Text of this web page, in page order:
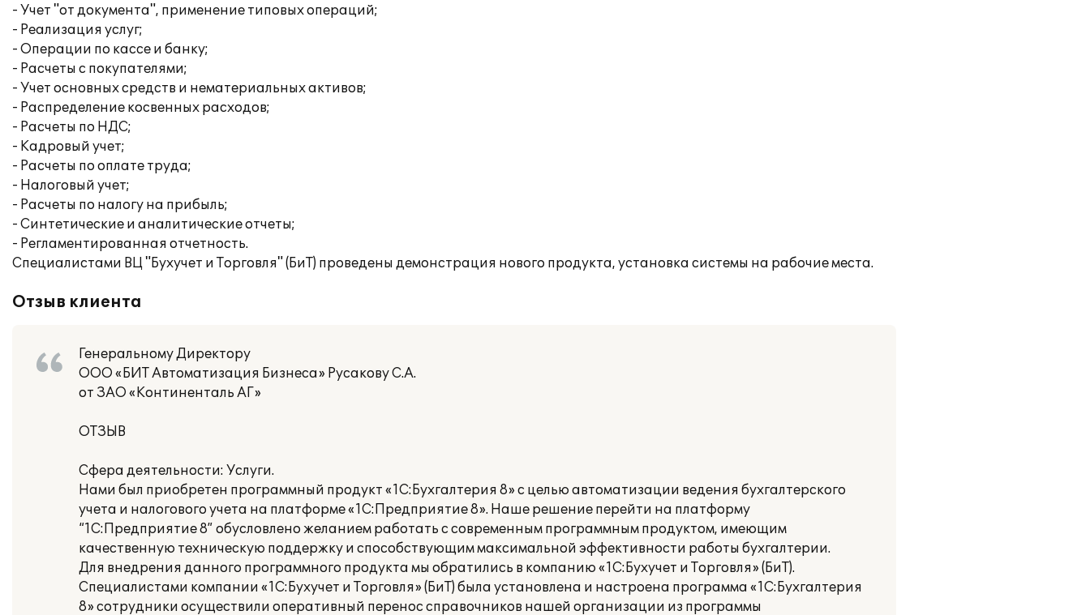
- Учет "от документа", применение типовых операций;
- Реализация услуг;
- Операции по кассе и банку;
- Расчеты с покупателями;
- Учет основных средств и нематериальных активов;
- Распределение косвенных расходов;
- Расчеты по НДС;
- Кадровый учет;
- Расчеты по оплате труда;
- Налоговый учет;
- Расчеты по налогу на прибыль;
- Синтетические и аналитические отчеты;
- Регламентированная отчетность.
Специалистами ВЦ "Бухучет и Торговля" (БиТ) проведены демонстрация нового продукта, установка системы на рабочие места.
Отзыв клиента
Генеральному Директору
ООО «БИТ Автоматизация Бизнеса» Русакову С.А.
от ЗАО «Континенталь АГ»
ОТЗЫВ
Сфера деятельности: Услуги.
Нами был приобретен программный продукт «1С:Бухгалтерия 8» с целью автоматизации ведения бухгалтерского
учета и налогового учета на платформе «1С:Предприятие 8». Наше решение перейти на платформу
“1С:Предприятие 8” обусловлено желанием работать с современным программным продуктом, имеющим
качественную техническую поддержку и способствующим максимальной эффективности работы бухгалтерии.
Для внедрения данного программного продукта мы обратились в компанию «1С:Бухучет и Торговля» (БиТ).
Специалистами компании «1С:Бухучет и Торговля» (БиТ) была установлена и настроена программа «1С:Бухгалтерия
8» сотрудники осуществили оперативный перенос справочников нашей организации из программы